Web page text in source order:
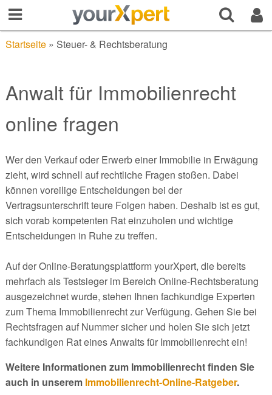
Startseite» Steuer- & Rechtsberatung
Anwalt für Immobilienrecht
online fragen
Wer den Verkauf oder Erwerb einer Immobilie in Erwägung
zieht, wird schnell auf rechtliche Fragen stoßen. Dabei
können voreilige Entscheidungen bei der
Vertragsunterschrift teure Folgen haben. Deshalb ist es gut,
sich vorab kompetenten Rat einzuholen und wichtige
Entscheidungen in Ruhe zu treffen.
Auf der Online-Beratungsplattform yourXpert, die bereits
mehrfach als Testsieger im Bereich Online-Rechtsberatung
ausgezeichnet wurde, stehen Ihnen fachkundige Experten
zum Thema Immobilienrecht zur Verfügung. Gehen Sie bei
Rechtsfragen auf Nummer sicher und holen Sie sich jetzt
fachkundigen Rat eines Anwalts für Immobilienrecht ein!
Weitere Informationen zum Immobilienrecht finden Sie
auch in unserem Immobilienrecht-Online-Ratgeber.